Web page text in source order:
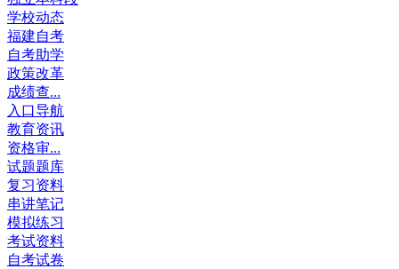
学校动态
福建自考
自考助学
政策改革
成绩查...
入口导航
教育资讯
资格审...
试题题库
复习资料
串讲笔记
模拟练习
考试资料
自考试卷